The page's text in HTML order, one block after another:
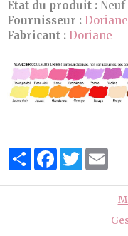
État du produit : Neuf
Fournisseur : Doriane
Fabricant : Doriane
PartagerFacebook
Twitter